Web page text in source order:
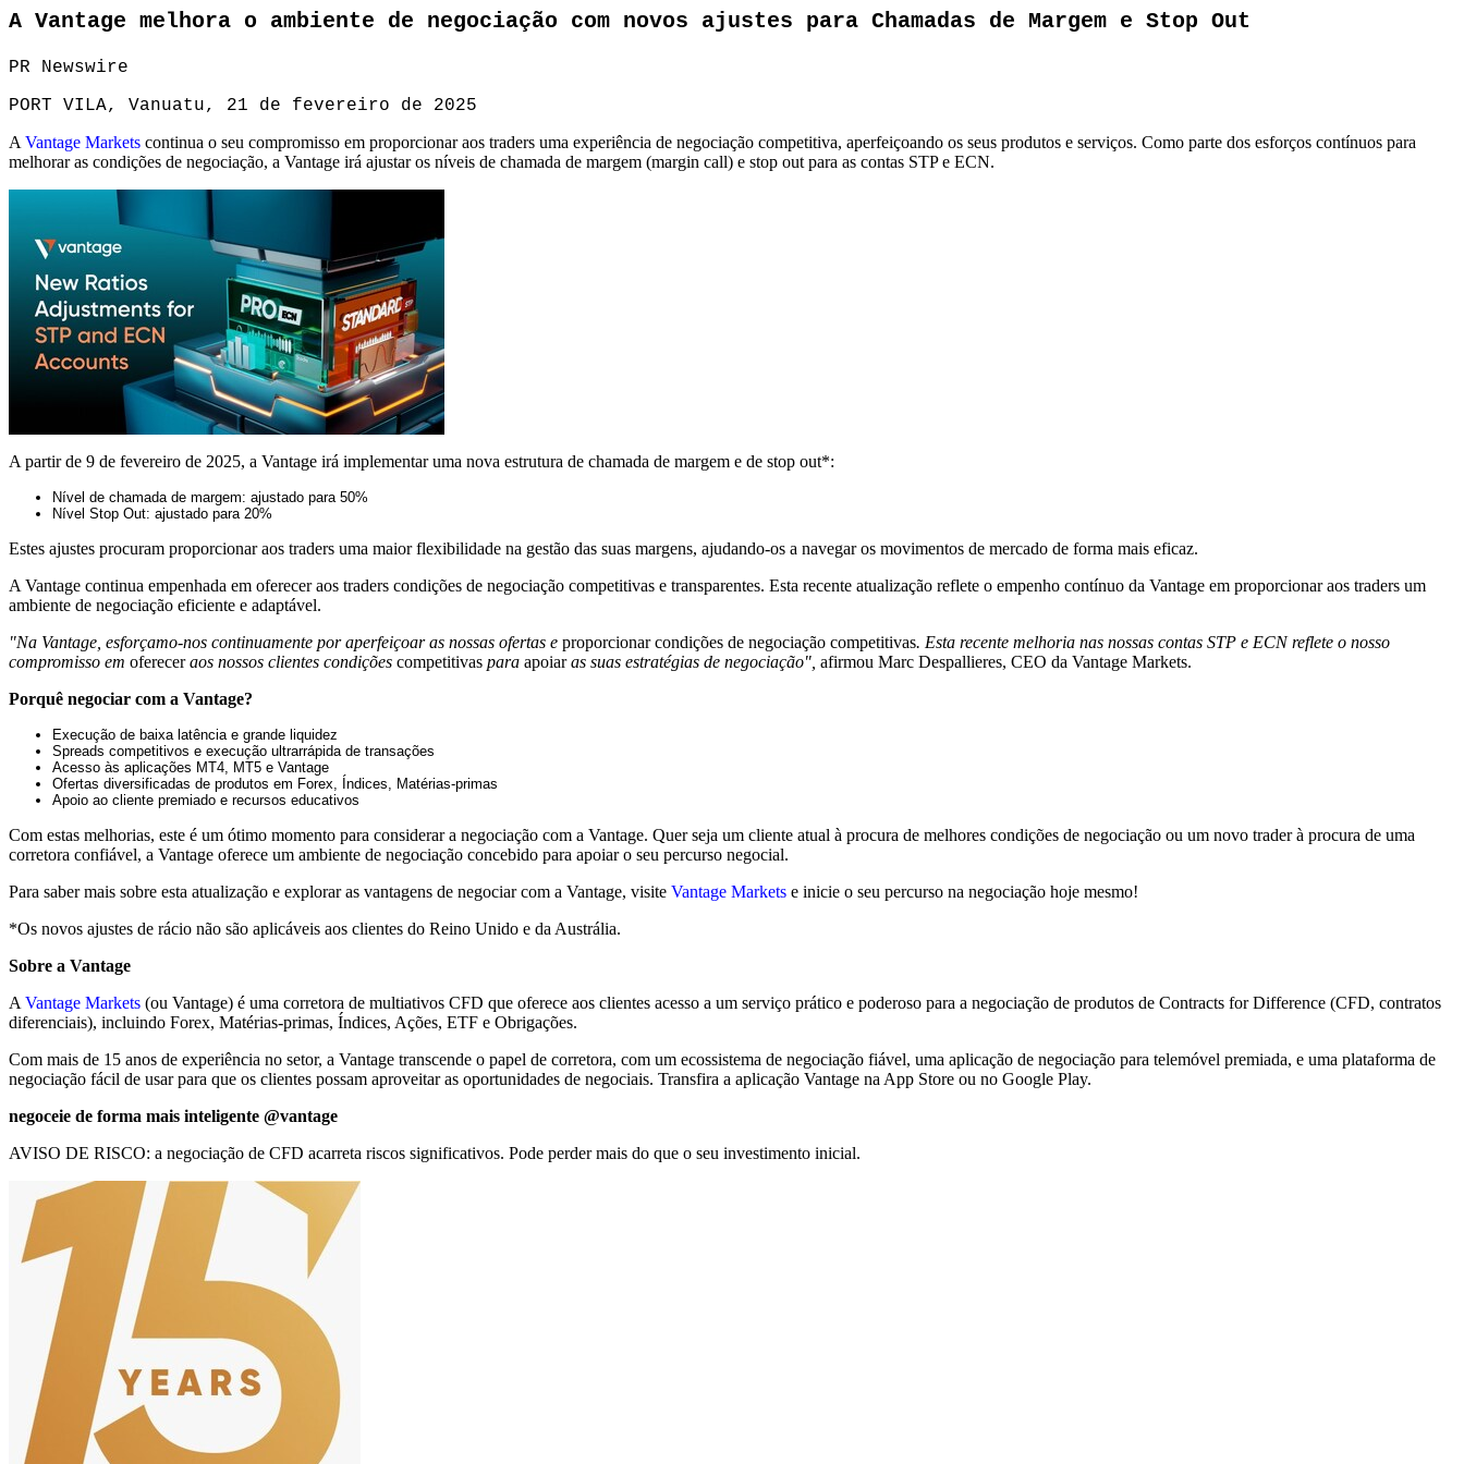
A Vantage melhora o ambiente de negociação com novos ajustes para Chamadas de Margem e Stop Out
PR Newswire
PORT VILA, Vanuatu, 21 de fevereiro de 2025
AVantage Markets continua o seu compromisso em proporcionar aos traders uma experiência de negociação competitiva, aperfeiçoando os seus produtos e serviços. Como parte dos esforços contínuos para
melhorar as condições de negociação, a Vantage irá ajustar os níveis de chamada de margem (margin call) e stop out para as contas STP e ECN.
A partir de 9 de fevereiro de 2025, a Vantage irá implementar uma nova estrutura de chamada de margem e de stop out*:
Nível de chamada de margem: ajustado para 50%
Nível Stop Out: ajustado para 20%
Estes ajustes procuram proporcionar aos traders uma maior flexibilidade na gestão das suas margens, ajudando-os a navegar os movimentos de mercado de forma mais eficaz.
A Vantage continua empenhada em oferecer aos traders condições de negociação competitivas e transparentes. Esta recente atualização reflete o empenho contínuo da Vantage em proporcionar aos traders um
ambiente de negociação eficiente e adaptável.
"Na Vantage, esforçamo-nos continuamente por aperfeiçoar as nossas ofertas e proporcionar condições de negociação competitivas. Esta recente melhoria nas nossas contas STP e ECN reflete o nosso
compromisso em ofereceraos nossos clientes condições competitivas para apoiaras suas estratégias de negociação", afirmou Marc Despallieres, CEO da Vantage Markets.
Porquê negociar com a Vantage?
Execução de baixa latência e grande liquidez
Spreads competitivos e execução ultrarrápida de transações
Acesso às aplicações MT4, MT5 e Vantage
Ofertas diversificadas de produtos em Forex, Índices, Matérias-primas
Apoio ao cliente premiado e recursos educativos
Com estas melhorias, este é um ótimo momento para considerar a negociação com a Vantage. Quer seja um cliente atual à procura de melhores condições de negociação ou um novo trader à procura de uma
corretora confiável, a Vantage oferece um ambiente de negociação concebido para apoiar o seu percurso negocial.
Para saber mais sobre esta atualização e explorar as vantagens de negociar com a Vantage, visite Vantage Markets e inicie o seu percurso na negociação hoje mesmo!
*Os novos ajustes de rácio não são aplicáveis aos clientes do Reino Unido e da Austrália.
Sobre a Vantage
AVantage Markets (ou Vantage) é uma corretora de multiativos CFD que oferece aos clientes acesso a um serviço prático e poderoso para a negociação de produtos de Contracts for Difference (CFD, contratos
diferenciais), incluindo Forex, Matérias-primas, Índices, Ações, ETF e Obrigações.
Com mais de 15 anos de experiência no setor, a Vantage transcende o papel de corretora, com um ecossistema de negociação fiável, uma aplicação de negociação para telemóvel premiada, e uma plataforma de
negociação fácil de usar para que os clientes possam aproveitar as oportunidades de negociais. Transfira a aplicação Vantage na App Store ou no Google Play.
negoceie de forma mais inteligente @vantage
AVISO DE RISCO: a negociação de CFD acarreta riscos significativos. Pode perder mais do que o seu investimento inicial.